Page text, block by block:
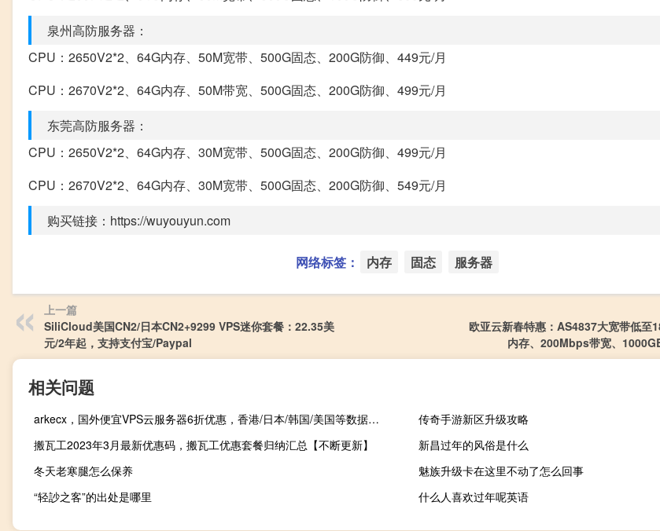
泉州高防服务器：
CPU：2650V2*2、64G内存、50M宽带、500G固态、200G防御、449元/月
CPU：2670V2*2、64G内存、50M带宽、500G固态、200G防御、499元/月
东莞高防服务器：
CPU：2650V2*2、64G内存、30M宽带、500G固态、200G防御、499元/月
CPU：2670V2*2、64G内存、30M宽带、500G固态、200G防御、549元/月
购买链接：https://wuyouyun.com
网络标签： 内存 固态 服务器
上一篇
SiliCloud美国CN2/日本CN2+9299 VPS迷你套餐：22.35美
元/2年起，支持支付宝/Paypal
欧亚云新春特惠：AS4837大宽带低至
内存、200Mbps带宽、
相关问题
arkecx，国外便宜VPS云服务器6折优惠，香港/日本/韩国/美国等数据中心，KVM虚拟/1核1G内存1Gbps带宽72美元/年
传奇手游新区升级攻略
搬瓦工2023年3月最新优惠码，搬瓦工优惠套餐归纳汇总【不断更新】
新昌过年的风俗是什么
冬天老寒腿怎么保养
魅族升级卡在这里不动了怎么回事
“轻訬之客”的出处是哪里
什么人喜欢过年呢英语